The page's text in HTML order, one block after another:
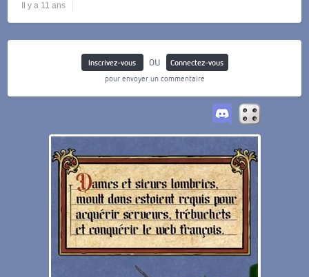
Il y a 11 ans
Inscrivez-vous ou
Connectez-vous
pour envoyer un commentaire